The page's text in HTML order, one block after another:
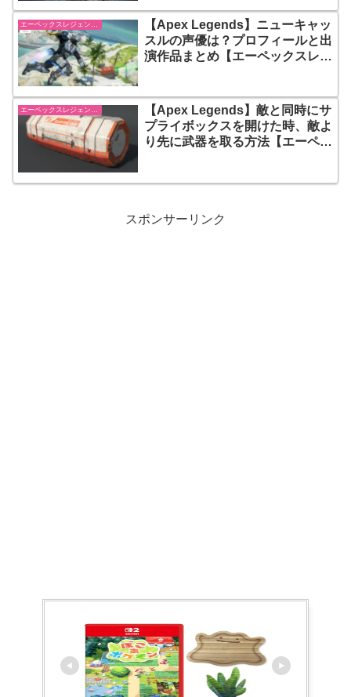
【Apex Legends】ニューキャッ
スルの声優は？プロフィールと出
演作品まとめ【エーペックスレジ
エーペックスレジェンズ【Apex Legends】
【Apex Legends】敵と同時にサ
プライボックスを開けた時、敵よ
り先に武器を取る方法【エーペッ
スポンサーリンク